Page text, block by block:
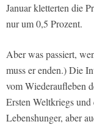
Januar kletterten die
nur um 0,5 Prozent.
Aber was passiert,
muss er enden.) Die
vom Wiederaufleben
Ersten Weltkriegs
Lebenshunger, aber